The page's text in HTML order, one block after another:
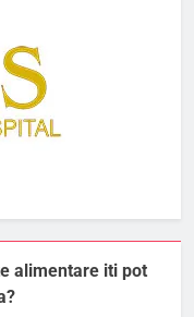
alimentare iti pot